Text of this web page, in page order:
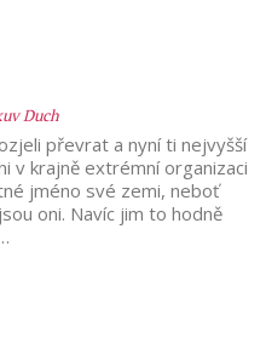
Duch
převrat a nyní ti nejvyšší
v krajně extrémní organizaci
jméno své zemi, neboť
oni. Navíc jim to hodně